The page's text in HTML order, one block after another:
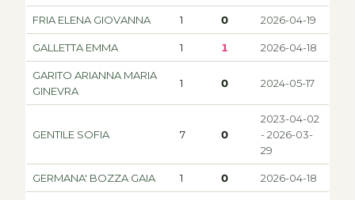
FRIA ELENA GIOVANNA 1 0 2026-04-19
GALLETTA EMMA 1 1 2026-04-18
GARITO ARIANNA MARIA
GINEVRA
1 0 2024-05-17
GENTILE SOFIA 7 0
2023-04-02
- 2026-03-
29
GERMANA' BOZZA GAIA 1 0 2026-04-18